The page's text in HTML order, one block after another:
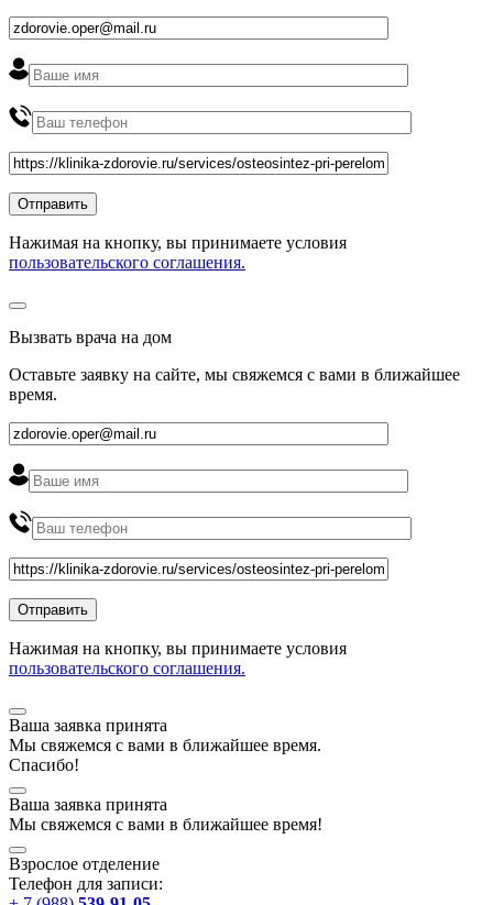
Нажимая на кнопку, вы принимаете условия
пользовательского соглашения.
Вызвать врача на дом
Оставьте заявку на сайте, мы свяжемся с вами в ближайшее
время.
Нажимая на кнопку, вы принимаете условия
пользовательского соглашения.
Ваша заявка принята
Мы свяжемся с вами в ближайшее время.
Спасибо!
Ваша заявка принята
Мы свяжемся с вами в ближайшее время!
Взрослое отделение
Телефон для записи: